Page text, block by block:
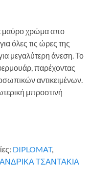
μαύρο χρώμα απο
όλες τις ώρες της
μεγαλύτερη άνεση. Το
παρέχοντας
αντικειμένων.
μπροστινή
DIPLOMAT,
ΑΝΔΡΙΚΑ ΤΣΑΝΤΑΚΙΑ